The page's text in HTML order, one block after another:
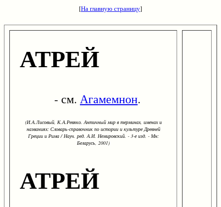
[На главную страницу]
АТРЕЙ
- см. Агамемнон.
(И.А.Лисовый, К.А.Ревяко. Античный мир в терминах, именах и
названиях: Словарь-справочник по истории и культуре Древней
Греции и Рима / Науч. ред. А.И. Немировский. - 3-е изд. - Мн:
Беларусь, 2001)
АТРЕЙ